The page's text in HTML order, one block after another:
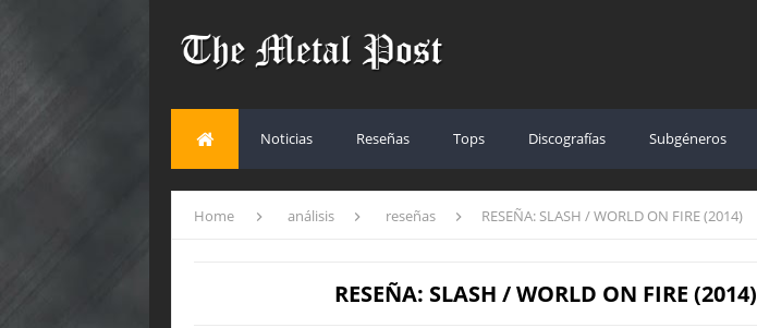
Noticias Reseñas Tops Discografías Subgéneros
Home análisis reseñas RESEÑA: SLASH / WORLD ON FIRE (2014)
RESEÑA: SLASH / WORLD ON FIRE (2014)